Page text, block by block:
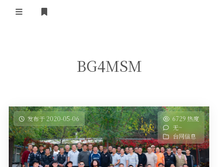
关于黄河
黄河使命
黄河新闻
政策法规
活动竞赛
行业新闻
无线电资料
BA4II
图文教程
器材专区
车载类别
编号申请
BG4MSM
发布于 2020-05-06
6729 热度
无~
台网信息